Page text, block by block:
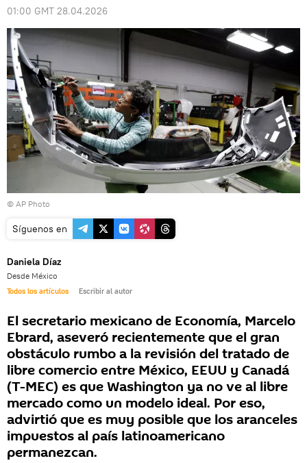
01:00 GMT 28.04.2026
© AP Photo
Síguenos en
Daniela Díaz
Desde México
Todos los artículos Escribir al autor
El secretario mexicano de Economía, Marcelo
Ebrard, aseveró recientemente que el gran
obstáculo rumbo a la revisión del tratado de
libre comercio entre México, EEUU y Canadá
(T-MEC) es que Washington ya no ve al libre
mercado como un modelo ideal. Por eso,
advirtió que es muy posible que los aranceles
impuestos al país latinoamericano
permanezcan.